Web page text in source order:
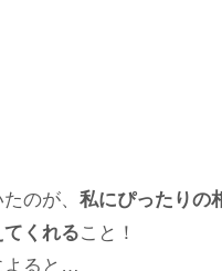
のが、 私にぴったりの
くれること！
よると…